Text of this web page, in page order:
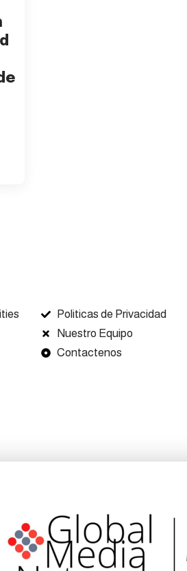
Politicas de Privacidad
Nuestro Equipo
Contactenos